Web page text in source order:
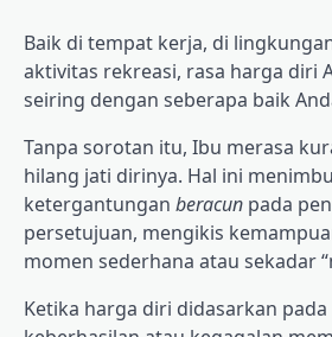
Baik di tempat kerja, di
aktivitas rekreasi, rasa harga diri
seiring dengan seberapa baik
Tanpa sorotan itu, Ibu merasa
hilang jati dirinya. Hal ini
ketergantungan beracun pada
persetujuan, mengikis
momen sederhana atau sekadar
Ketika harga diri didasarkan